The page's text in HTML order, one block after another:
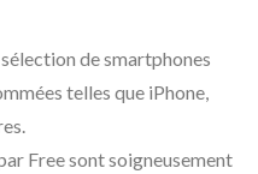
de smartphones
telles que iPhone,
Free sont soigneusement